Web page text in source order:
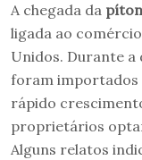
A chegada da
ligada ao
Unidos. Durante a
foram importados
rápido
proprietários
Alguns relatos